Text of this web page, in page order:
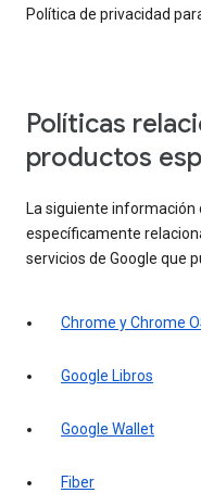
Política de privacidad
Políticas
productos
La siguiente información
específicamente
servicios de Google que
Chrome y Chrome
Google Libros
Google Wallet
Fiber